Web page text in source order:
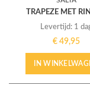
TRAPEZE MET
Levertijd: 1
€ 49,95
IN